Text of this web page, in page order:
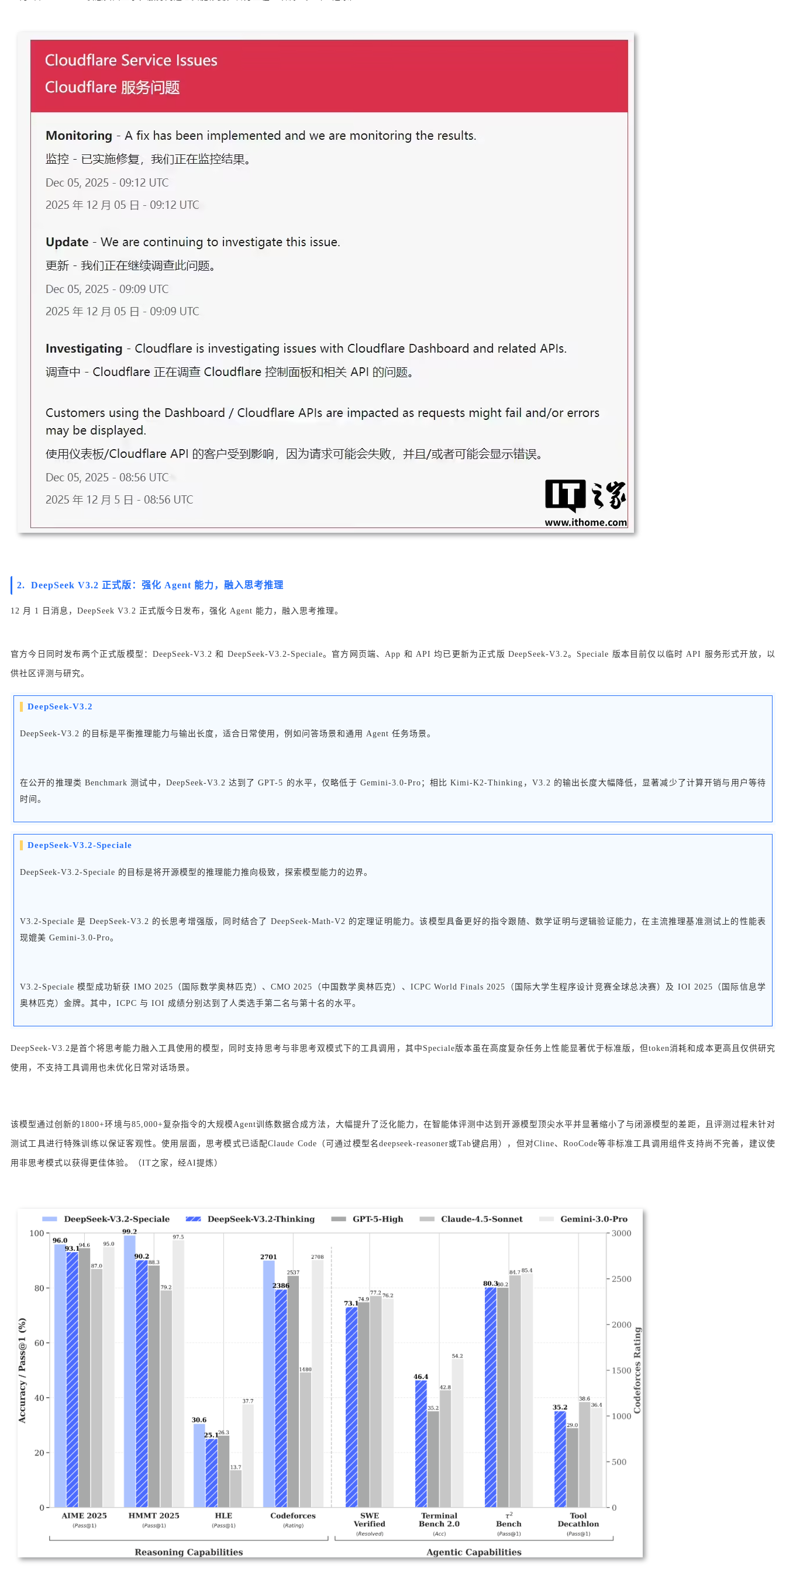
2. DeepSeek V3.2 正式版：强化 Agent 能力，融入思考推理
12 月 1 日消息，DeepSeek V3.2 正式版今日发布，强化 Agent 能力，融入思考推理。
官方今日同时发布两个正式版模型：DeepSeek-V3.2 和 DeepSeek-V3.2-Speciale。官方网页端、App 和 API 均已更新为正式版 DeepSeek-V3.2。Speciale 版本目前仅以临时 API 服务形式开放，以
供社区评测与研究。
DeepSeek-V3.2
DeepSeek-V3.2 的目标是平衡推理能力与输出长度，适合日常使用，例如问答场景和通用 Agent 任务场景。
在公开的推理类 Benchmark 测试中，DeepSeek-V3.2 达到了 GPT-5 的水平，仅略低于 Gemini-3.0-Pro；相比 Kimi-K2-Thinking，V3.2 的输出长度大幅降低，显著减少了计算开销与用户等待
时间。
DeepSeek-V3.2-Speciale
DeepSeek-V3.2-Speciale 的目标是将开源模型的推理能力推向极致，探索模型能力的边界。
V3.2-Speciale 是 DeepSeek-V3.2 的长思考增强版，同时结合了 DeepSeek-Math-V2 的定理证明能力。该模型具备更好的指令跟随、数学证明与逻辑验证能力，在主流推理基准测试上的性能表
现媲美 Gemini-3.0-Pro。
V3.2-Speciale 模型成功斩获 IMO 2025（国际数学奥林匹克）、CMO 2025（中国数学奥林匹克）、ICPC World Finals 2025（国际大学生程序设计竞赛全球总决赛）及 IOI 2025（国际信息学
奥林匹克）金牌。其中，ICPC 与 IOI 成绩分别达到了人类选手第二名与第十名的水平。
DeepSeek-V3.2是首个将思考能力融入工具使用的模型，同时支持思考与非思考双模式下的工具调用，其中Speciale版本虽在高度复杂任务上性能显著优于标准版，但token消耗和成本更高且仅供研究
使用，不支持工具调用也未优化日常对话场景。
该模型通过创新的1800+环境与85,000+复杂指令的大规模Agent训练数据合成方法，大幅提升了泛化能力，在智能体评测中达到开源模型顶尖水平并显著缩小了与闭源模型的差距，且评测过程未针对
测试工具进行特殊训练以保证客观性。使用层面，思考模式已适配Claude Code（可通过模型名deepseek-reasoner或Tab键启用），但对Cline、RooCode等非标准工具调用组件支持尚不完善，建议使
用非思考模式以获得更佳体验。（IT之家，经AI提炼）